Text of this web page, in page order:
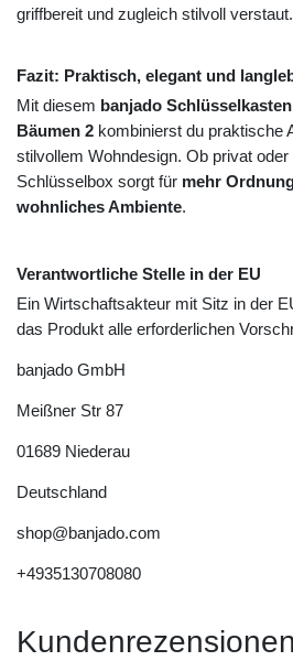
griffbereit und zugleich stilvoll verstaut.
Fazit: Praktisch, elegant und
Mit diesem banjado
Bäumen 2 kombinierst du praktische
stilvollem Wohndesign. Ob privat
Schlüsselbox sorgt für mehr
wohnliches Ambiente.
Verantwortliche Stelle in der EU
Ein Wirtschaftsakteur mit Sitz in der
das Produkt alle erforderlichen
banjado GmbH
Meißner Str 87
01689 Niederau
Deutschland
shop@banjado.com
+4935130708080
Kundenrezensionen